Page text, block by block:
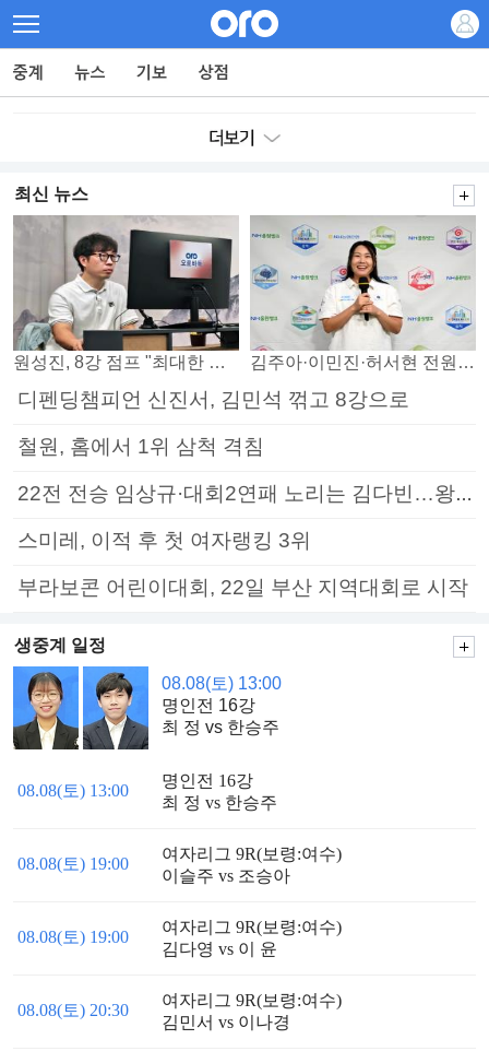
최신 뉴스
원성진, 8강 점프 "최대한 승자조에서 버티겠다" 김주아·이민진·허서현 전원 승리… 평택, 부안 꺾고 5연승
디펜딩챔피언 신진서, 김민석 꺾고 8강으로
철원, 홈에서 1위 삼척 격침
22전 전승 임상규·대회2연패 노리는 김다빈…왕중왕전 16강 7일부터
스미레, 이적 후 첫 여자랭킹 3위
부라보콘 어린이대회, 22일 부산 지역대회로 시작
생중계 일정
08.08(토) 13:00
명인전 16강
최 정 vs 한승주
08.08(토) 13:00
명인전 16강
최 정 vs 한승주
08.08(토) 19:00
여자리그 9R(보령:여수)
이슬주 vs 조승아
08.08(토) 19:00
여자리그 9R(보령:여수)
김다영 vs 이 윤
08.08(토) 20:30
여자리그 9R(보령:여수)
김민서 vs 이나경